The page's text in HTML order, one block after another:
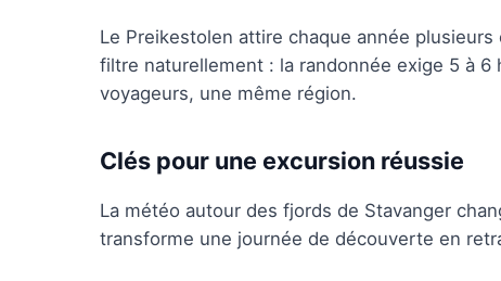
Le Preikestolen attire chaque année
filtre naturellement : la randonnée exige 5 à
voyageurs, une même région.
Clés pour une excursion réussie
La météo autour des fjords de Stavanger
transforme une journée de découverte en